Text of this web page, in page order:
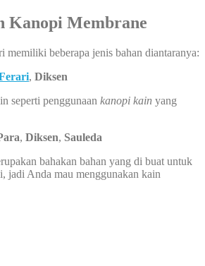
Kanopi Membrane
memiliki beberapa jenis bahan diantaranya:
, Diksen
seperti penggunaan kanopi kain yang
, Diksen, Sauleda
bahakan bahan yang di buat untuk
jadi Anda mau menggunakan kain